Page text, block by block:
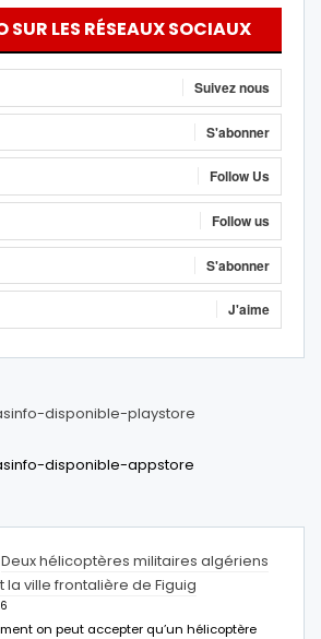
SUR LES RÉSEAUX SOCIAUX
Suivez nous
S'abonner
Follow Us
Follow us
S'abonner
J'aime
Deux hélicoptères militaires algériens
la ville frontalière de Figuig
on peut accepter qu’un hélicoptère